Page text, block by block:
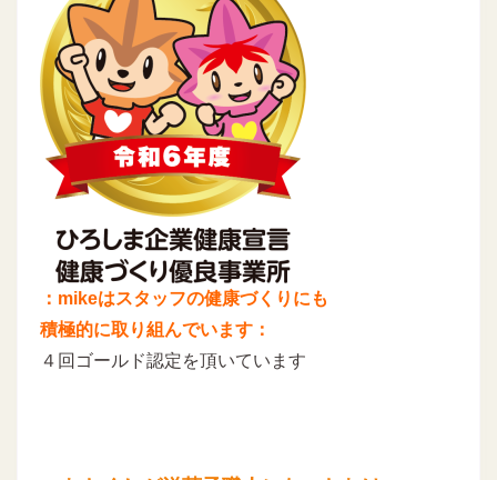
：mikeはスタッフの健康づくりにも
積極的に取り組んでいます：
４回ゴールド認定を頂いています